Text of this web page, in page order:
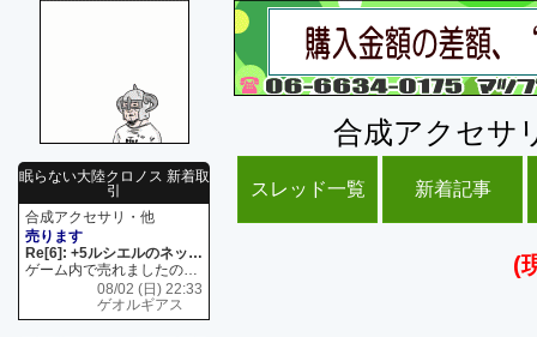
眠らない大陸クロノス 新着取
引
合成アクセサリ・他
売ります
Re[6]: +5ルシエルのネックレス
ゲーム内で売れましたので 在庫がネク1 リング4 となります リングのお値段は80G といたします
08/02 (日) 22:33
ゲオルギアス
合成アクセサ
スレッド一覧 新着記事
(